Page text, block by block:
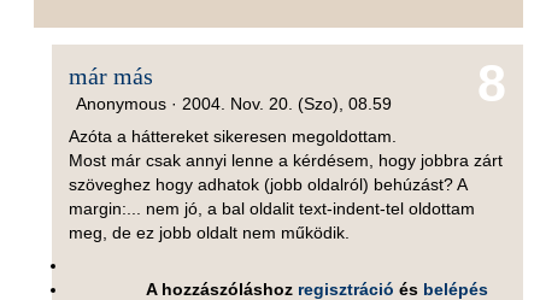
8
már más
Anonymous · 2004. Nov. 20. (Szo), 08.59
Azóta a háttereket sikeresen megoldottam.
Most már csak annyi lenne a kérdésem, hogy jobbra zárt
szöveghez hogy adhatok (jobb oldalról) behúzást? A
margin:... nem jó, a bal oldalit text-indent-tel oldottam
meg, de ez jobb oldalt nem működik.
A hozzászóláshoz regisztráció és belépés